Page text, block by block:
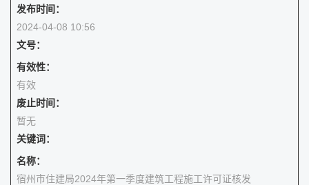
发布时间：
2024-04-08 10:56
文号：
有效性：
有效
废止时间：
暂无
关键词：
名称：
宿州市住建局2024年第一季度建筑工程施工许可证核发